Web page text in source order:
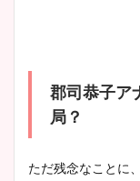
郡司恭子ア
局？
ただ残念なことに、